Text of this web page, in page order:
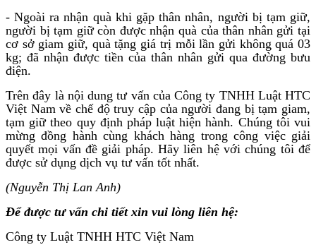
- Ngoài ra nhận quà khi gặp thân nhân, người bị tạm giữ,
người bị tạm giữ còn được nhận quà của thân nhân gửi tại
cơ sở giam giữ, quà tặng giá trị mỗi lần gửi không quá 03
kg; đã nhận được tiền của thân nhân gửi qua đường bưu
điện.
Trên đây là nội dung tư vấn của Công ty TNHH Luật HTC
Việt Nam về chế độ truy cập của người đang bị tạm giam,
tạm giữ theo quy định pháp luật hiện hành. Chúng tôi vui
mừng đồng hành cùng khách hàng trong công việc giải
quyết mọi vấn đề giải pháp. Hãy liên hệ với chúng tôi để
được sử dụng dịch vụ tư vấn tốt nhất.
(Nguyễn Thị Lan Anh)
Để được tư vấn chi tiết xin vui lòng liên hệ:
Công ty Luật TNHH HTC Việt Nam